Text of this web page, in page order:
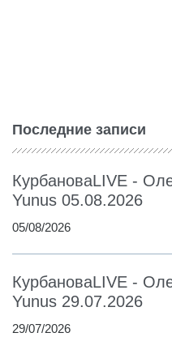
Последние записи
КурбановаLIVE -
Yunus 05.08.2026
05/08/2026
КурбановаLIVE -
Yunus 29.07.2026
29/07/2026